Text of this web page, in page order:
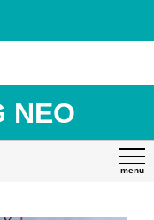
NEO
menu